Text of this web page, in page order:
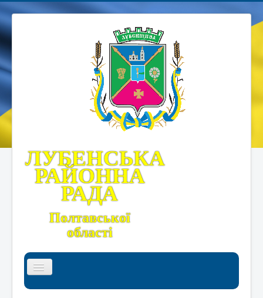
ЛУБЕНСЬКА
РАЙОННА
РАДА
Полтавської
області